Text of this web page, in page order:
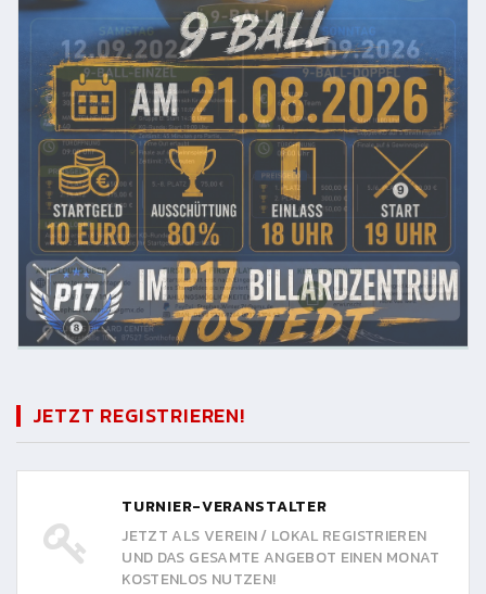
JETZT REGISTRIEREN!
TURNIER-VERANSTALTER
JETZT ALS VEREIN / LOKAL REGISTRIEREN
UND DAS GESAMTE ANGEBOT EINEN MONAT
KOSTENLOS NUTZEN!